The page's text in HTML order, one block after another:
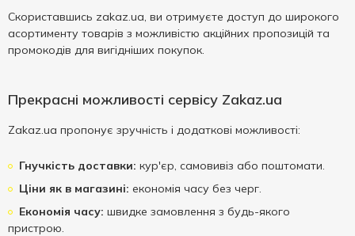
Скориставшись zakaz.ua, ви отримуєте доступ до широкого
асортименту товарів з можливістю акційних пропозицій та
промокодів для вигідніших покупок.
Прекрасні можливості сервісу Zakaz.ua
Zakaz.ua пропонує зручність і додаткові можливості:
Гнучкість доставки: кур'єр, самовивіз або поштомати.
Ціни як в магазині: економія часу без черг.
Економія часу: швидке замовлення з будь-якого
пристрою.